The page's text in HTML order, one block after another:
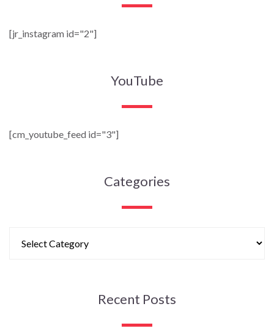
[jr_instagram id="2"]
YouTube
[cm_youtube_feed id="3"]
Categories
Recent Posts